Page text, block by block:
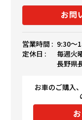
お問
営業時間 : 9:30〜
定休日 :
毎週火
長野県
お車のご購入